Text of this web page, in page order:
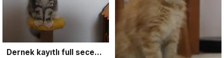
Dernek kayıtlı full secereli aşıları tam safkan MCO